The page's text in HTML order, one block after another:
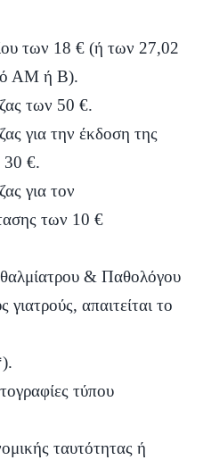
των 18 € (ή των 27,02
ΑΜ ή Β).
των 50 €.
για την έκδοση της
30 €.
για τον
των 10 €
& Παθολόγου
απαιτείται το
τύπου
ταυτότητας ή